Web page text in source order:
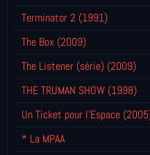
Terminator 2 (1991)
The Box (2009)
The Listener (série) (2009)
THE TRUMAN SHOW (1998)
Un Ticket pour l'Espace
* La MPAA